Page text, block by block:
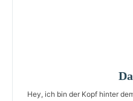
Hey, ich bin der Kopf hinter